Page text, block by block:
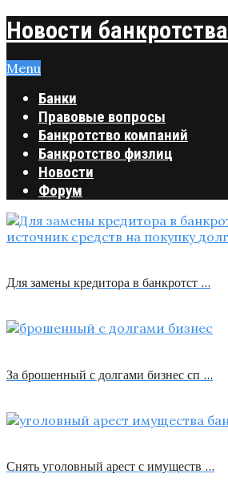
Новости банкротства
Menu
Банки
Правовые вопросы
Банкротство компаний
Банкротство физлиц
Новости
Форум
Для замены кредитора в банкротст …
За брошенный с долгами бизнес сп …
Снять уголовный арест с имуществ …